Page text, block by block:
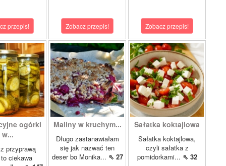
przepis! Zobacz przepis! Zobacz przepis!
ogórki
w...
przyprawą
ciekawa
Maliny w kruchym...
Długo zastanawiałam
się jak nazwać ten
deser bo Monika... ⇖ 27
Sałatka koktajlowa
Sałatka koktajlowa,
czyli sałatka z
pomidorkami... ⇖ 32